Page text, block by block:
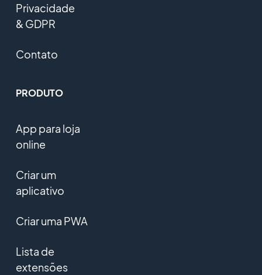
Privacidade
& GDPR
Contato
PRODUTO
App para loja
online
Criar um
aplicativo
Criar uma PWA
Lista de
extensões